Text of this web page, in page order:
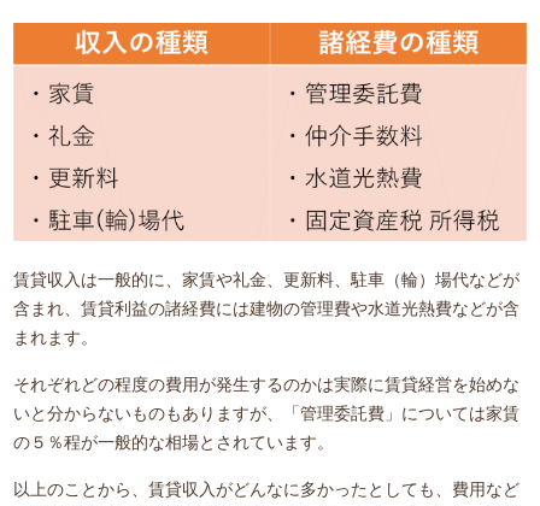
賃貸収入は一般的に、家賃や礼金、更新料、駐車（輪）場代などが
含まれ、賃貸利益の諸経費には建物の管理費や水道光熱費などが含
まれます。
それぞれどの程度の費用が発生するのかは実際に賃貸経営を始めな
いと分からないものもありますが、「管理委託費」については家賃
の５％程が一般的な相場とされています。
以上のことから、賃貸収入がどんなに多かったとしても、費用など